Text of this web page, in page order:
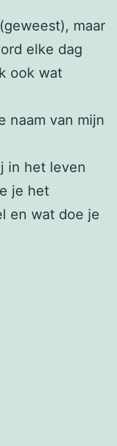
maar
elke dag
ook wat
naam van mijn
in het leven
je het
en wat doe je